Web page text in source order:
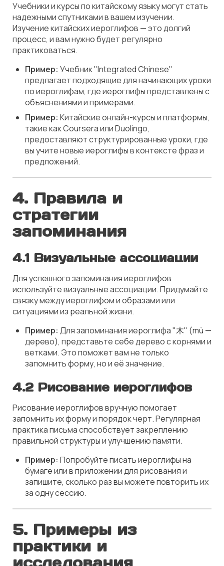
Учебники и курсы по китайскому языку могут стать
надежными спутниками в вашем изучении.
Изучение китайских иероглифов — это долгий
процесс, и вам нужно будет регулярно
практиковаться.
Пример: Учебник "Integrated Chinese"
предлагает подходящие для начинающих уроки
по иероглифам, где иероглифы представлены с
объяснениями и примерами.
Пример: Китайские онлайн-курсы и платформы,
такие как Coursera или Duolingo,
предоставляют структурированные уроки, где
вы учите новые иероглифы в контексте фраз и
предложений.
4. Правила и
стратегии
запоминания
4.1 Визуальные ассоциации
Для успешного запоминания иероглифов
используйте визуальные ассоциации. Придумайте
связку между иероглифом и образами или
ситуациями из реальной жизни.
Пример: Для запоминания иероглифа "木" (mù —
дерево), представьте себе дерево с корнями и
ветками. Это поможет вам не только
запомнить форму, но и её значение.
4.2 Рисование иероглифов
Рисование иероглифов вручную помогает
запомнить их форму и порядок черт. Регулярная
практика письма способствует закреплению
правильной структуры и улучшению памяти.
Пример: Попробуйте писать иероглифы на
бумаге или в приложении для рисования и
запишите, сколько раз вы можете повторить их
за одну сессию.
5. Примеры из
практики и